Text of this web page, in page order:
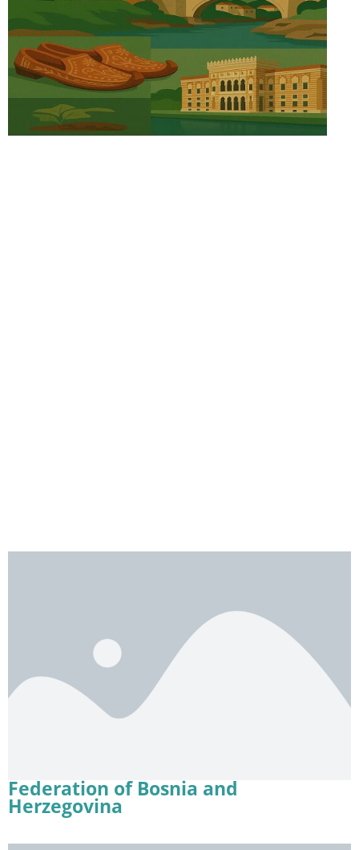
Federation of Bosnia and
Herzegovina